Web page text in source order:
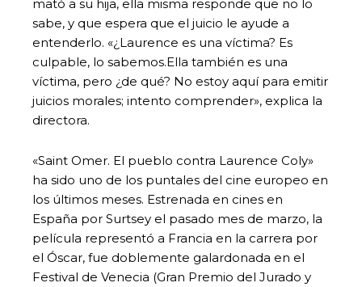
mató a su hija, ella misma responde que no lo
sabe, y que espera que el juicio le ayude a
entenderlo. «¿Laurence es una víctima? Es
culpable, lo sabemos.Ella también es una
víctima, pero ¿de qué? No estoy aquí para emitir
juicios morales; intento comprender», explica la
directora.
«Saint Omer. El pueblo contra Laurence Coly»
ha sido uno de los puntales del cine europeo en
los últimos meses. Estrenada en cines en
España por Surtsey el pasado mes de marzo, la
película representó a Francia en la carrera por
el Óscar, fue doblemente galardonada en el
Festival de Venecia (Gran Premio del Jurado y